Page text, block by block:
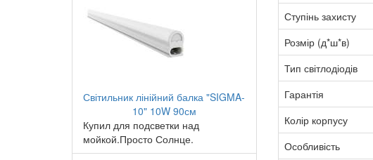
Світильник лінійний балка "SIGMA-
10" 10W 90см
Купил для подсветки над
мойкой.Просто Солнце.
Ступінь захисту
Розмір (д*ш*в)
Тип світлодіодів
Гарантія
Колір корпусу
Особливість